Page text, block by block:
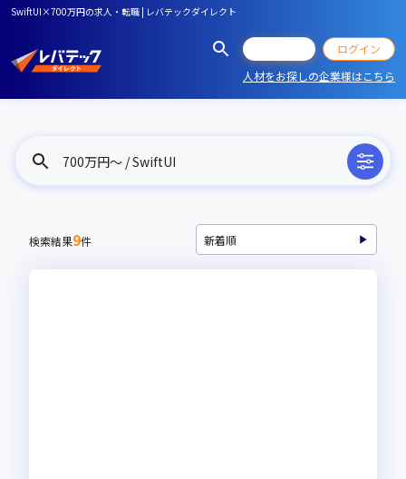
SwiftUI×700万円の求人・転職 | レバテックダイレクト
ログイン
人材をお探しの企業様はこちら
700万円〜 / SwiftUI
検索結果9件